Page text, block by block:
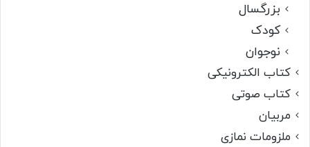
بزرگسال
کودک
نوجوان
کتاب الکترونیکی
کتاب صوتی
مربیان
ملزومات نمازی